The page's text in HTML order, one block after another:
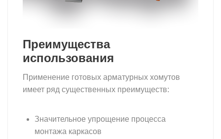
Преимущества
использования
Применение готовых арматурных хомутов
имеет ряд существенных преимуществ:
Значительное упрощение процесса
монтажа каркасов